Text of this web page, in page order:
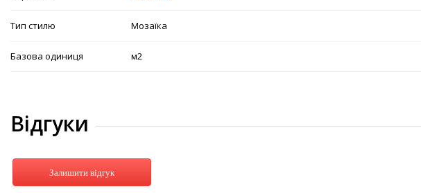
Тип стилю Мозаїка
Базова одиниця м2
Відгуки
Залишити відгук